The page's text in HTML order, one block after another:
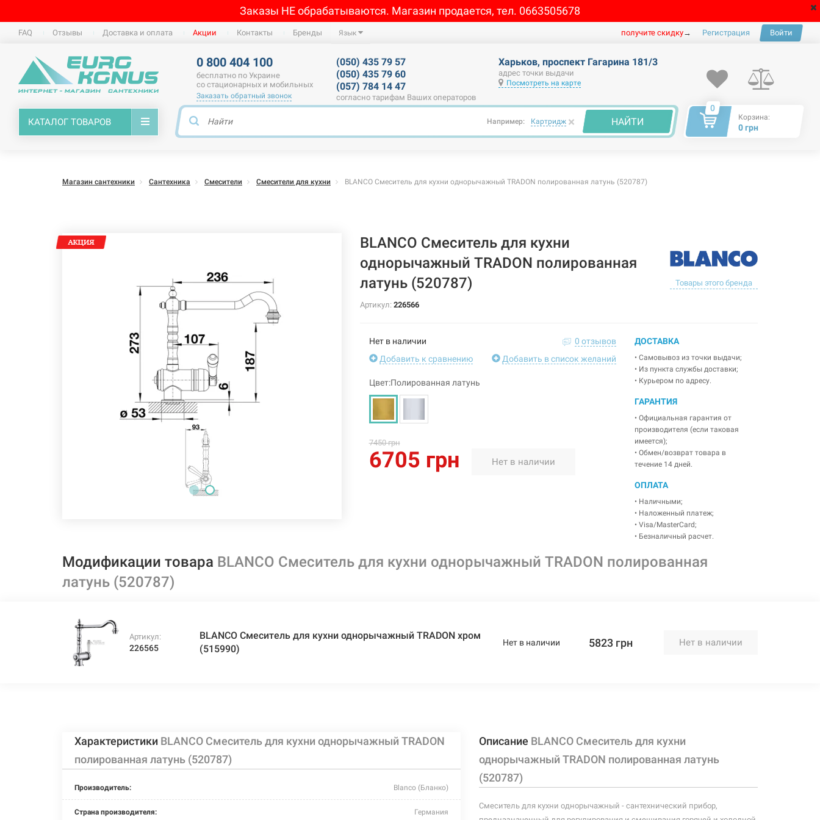
Заказы НЕ обрабатываются. Магазин продается, тел. 0663505678
FAQ Отзывы Доставка и оплата Акции Контакты Бренды Язык получите скидку→ Регистрация Войти
0 800 404 100
бесплатно по Украине
со стационарных и мобильных
Заказать обратный звонок
(050) 435 79 57
(050) 435 79 60
(057) 784 14 47
согласно тарифам Ваших операторов
Харьков, проспект Гагарина 181/3
адрес точки выдачи
Посмотреть на карте
КАТАЛОГ ТОВАРОВ Например: Картридж × НАЙТИ
0
Корзина:
0 грн
Магазин сантехники Сантехника Смесители Смесители для кухни BLANCO Смеситель для кухни однорычажный TRADON полированная латунь (520787)
BLANCO Смеситель для кухни
однорычажный TRADON полированная
латунь (520787)
Товары этого бренда
Артикул: 226566
Нет в наличии
0 отзывов
Добавить к сравнению
Добавить в список желаний
Цвет:Полированная латунь
7450 грн
6705 грн Нет в наличии
ДОСТАВКА
• Самовывоз из точки выдачи;
• Из пункта службы доставки;
• Курьером по адресу.
ГАРАНТИЯ
• Официальная гарантия от
производителя (если таковая
имеется);
• Обмен/возврат товара в
течение 14 дней.
ОПЛАТА
• Наличными;
• Наложенный платеж;
• Visa/MasterCard;
• Безналичный расчет.
Модификации товара BLANCO Смеситель для кухни однорычажный TRADON полированная
латунь (520787)
Артикул:
226565
BLANCO Смеситель для кухни однорычажный TRADON хром
(515990)
Нет в наличии 5823 грн Нет в наличии
Характеристики BLANCO Смеситель для кухни однорычажный TRADON
полированная латунь (520787)
Производитель: Blanco (Бланко)
Страна производителя: Германия
Описание BLANCO Смеситель для кухни
однорычажный TRADON полированная латунь
(520787)
Смеситель для кухни однорычажный - сантехнический прибор,